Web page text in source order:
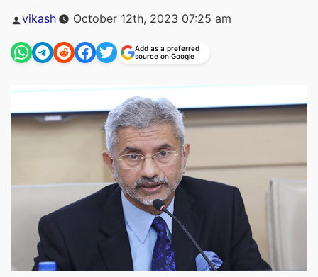
Posted
vikash October 12th, 2023 07:25 am
Add as a preferred
source on Google